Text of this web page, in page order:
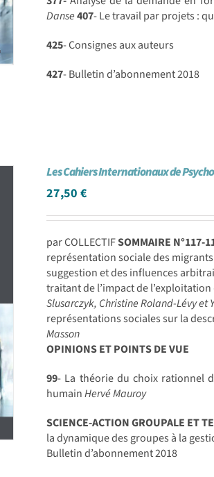
Danse407- Le travail par projets :
425- Consignes aux auteurs
427- Bulletin d’abonnement 2018
Les Cahiers Internationaux de
27,50€
par COLLECTIFSOMMAIRE N°117-
représentation sociale des
suggestion et des influences
traitant de l’impact de
Slusarczyk, Christine Roland-Lévy et
représentations sociales sur la
Masson
OPINIONS ET POINTS DE VUE
99- La théorie du choix rationnel
humainHervé Mauroy
SCIENCE-ACTION GROUPALE ET
la dynamique des groupes à la
Bulletin d’abonnement 2018